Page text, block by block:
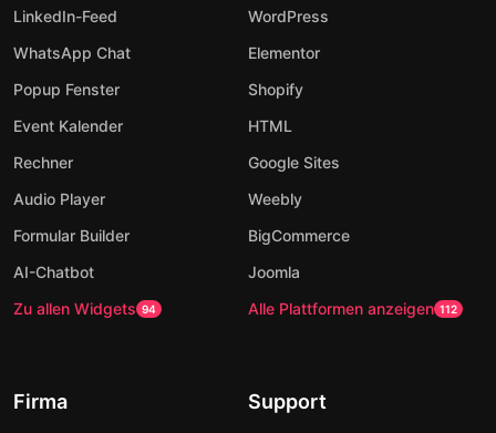
LinkedIn-Feed
WhatsApp Chat
Popup Fenster
Event Kalender
Rechner
Audio Player
Formular Builder
AI-Chatbot
Zu allen Widgets 94
WordPress
Elementor
Shopify
HTML
Google Sites
Weebly
BigCommerce
Joomla
Alle Plattformen anzeigen 112
Firma Support